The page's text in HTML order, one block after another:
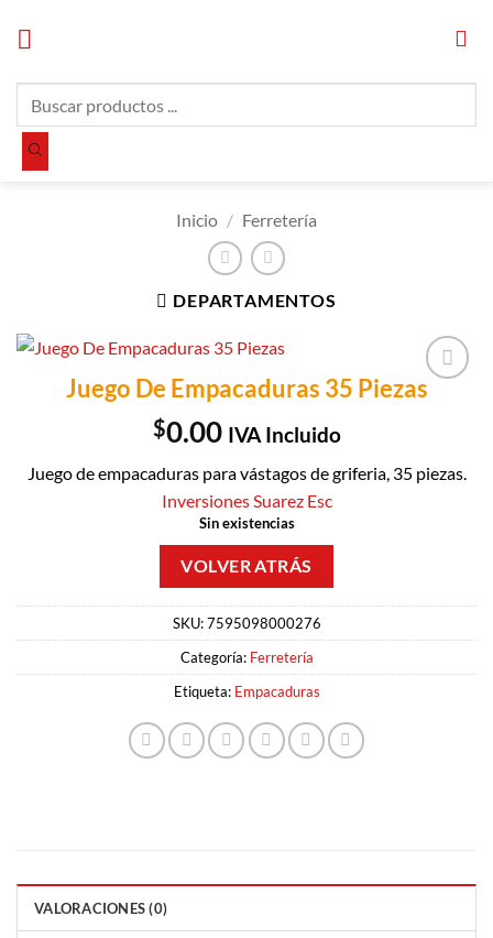
productos
Inicio / Ferretería
DEPARTAMENTOS
Añadir a
Juego De Empacaduras 35 Piezas
$0.00 IVA Incluido
Juego de empacaduras para vástagos de griferia, 35 piezas.
Inversiones Suarez Esc
Sin existencias
SKU:7595098000276
Categoría: Ferretería
Etiqueta: Empacaduras
VALORACIONES (0)